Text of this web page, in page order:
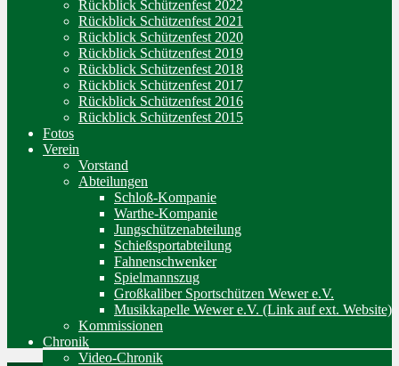
Rückblick Schützenfest 2022
Rückblick Schützenfest 2021
Rückblick Schützenfest 2020
Rückblick Schützenfest 2019
Rückblick Schützenfest 2018
Rückblick Schützenfest 2017
Rückblick Schützenfest 2016
Rückblick Schützenfest 2015
Fotos
Verein
Vorstand
Abteilungen
Schloß-Kompanie
Warthe-Kompanie
Jungschützenabteilung
Schießsportabteilung
Fahnenschwenker
Spielmannszug
Großkaliber Sportschützen Wewer e.V.
Musikkapelle Wewer e.V. (Link auf ext. Website)
Kommissionen
Chronik
Video-Chronik